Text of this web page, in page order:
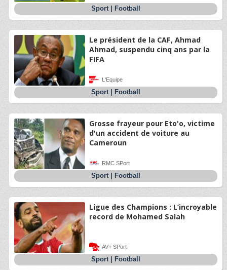
Sport| Football
Le président de la CAF, Ahmad
Ahmad, suspendu cinq ans par la
FIFA
L'Equipe
Sport| Football
Grosse frayeur pour Eto'o, victime
d'un accident de voiture au
Cameroun
RMC SPort
Sport| Football
Ligue des Champions : L’incroyable
record de Mohamed Salah
AV+ SPort
Sport| Football